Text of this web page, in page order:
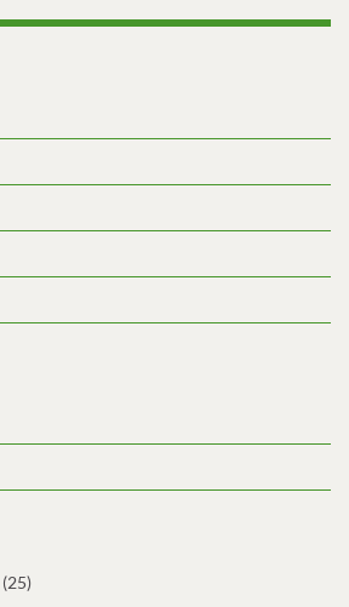
(25)